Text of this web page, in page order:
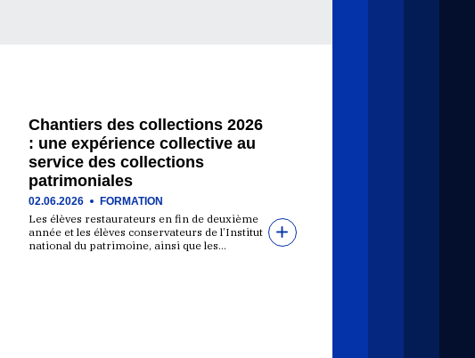
Chantiers des collections 2026
: une expérience collective au
service des collections
patrimoniales
02.06.2026 FORMATION
Les élèves restaurateurs en fin de deuxième
année et les élèves conservateurs de l’Institut
national du patrimoine, ainsi que les…